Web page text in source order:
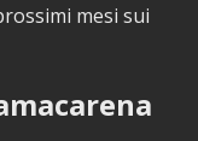
mesi sui